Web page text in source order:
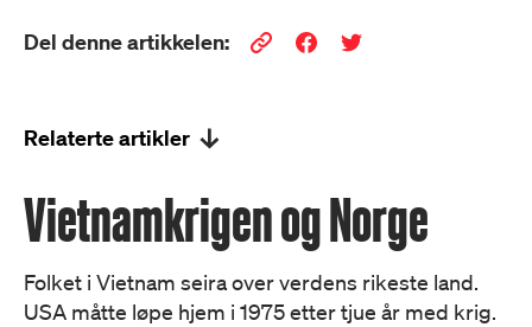
Del denne artikkelen:
Relaterte artikler
Vietnamkrigen og Norge
Folket i Vietnam seira over verdens rikeste land.
USA måtte løpe hjem i 1975 etter tjue år med krig.